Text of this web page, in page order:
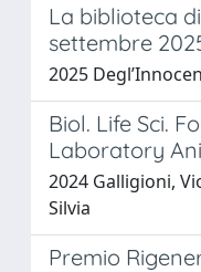
La biblioteca
settembre
2025
Biol. Life Sci.
Laboratory
2024 Galligioni,
Silvia
Premio